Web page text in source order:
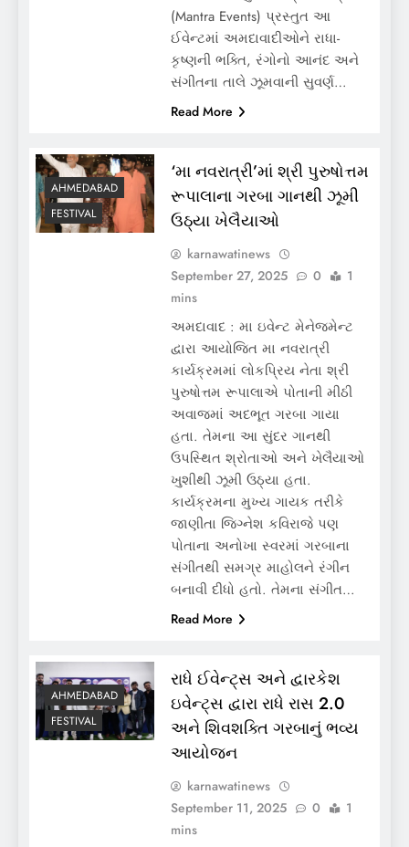
(Mantra Events) પ્રસ્તુત આ
ઈવેન્ટમાં અમદાવાદીઓને રાધા-
કૃષ્ણની ભક્તિ, રંગોનો આનંદ અને
સંગીતના તાલે ઝૂમવાની સુવર્ણ…
Read More
AHMEDABAD
FESTIVAL
‘મા નવરાત્રી’માં શ્રી પુરુષોત્તમ
રૂપાલાના ગરબા ગાનથી ઝૂમી
ઉઠ્યા ખેલૈયાઓ
karnawatinews
September 27, 2025
0
1
mins
અમદાવાદ : મા ઇવેન્ટ મેનેજમેન્ટ
દ્વારા આયોજિત મા નવરાત્રી
કાર્યક્રમમાં લોકપ્રિય નેતા શ્રી
પુરુષોત્તમ રૂપાલાએ પોતાની મીઠી
અવાજમાં અદભૂત ગરબા ગાયા
હતા. તેમના આ સુંદર ગાનથી
ઉપસ્થિત શ્રોતાઓ અને ખેલૈયાઓ
ખુશીથી ઝૂમી ઉઠ્યા હતા.
કાર્યક્રમના મુખ્ય ગાયક તરીકે
જાણીતા જિગ્નેશ કવિરાજે પણ
પોતાના અનોખા સ્વરમાં ગરબાના
સંગીતથી સમગ્ર માહોલને રંગીન
બનાવી દીધો હતો. તેમના સંગીત…
Read More
AHMEDABAD
FESTIVAL
રાધે ઈવેન્ટ્સ અને દ્વારકેશ
ઇવેન્ટ્સ દ્વારા રાધે રાસ 2.0
અને શિવશક્તિ ગરબાનું ભવ્ય
આયોજન
karnawatinews
September 11, 2025
0
1
mins